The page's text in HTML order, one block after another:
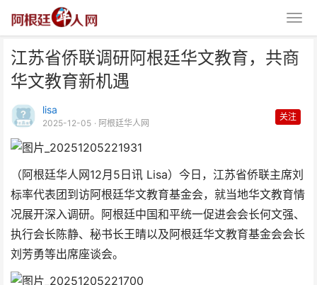
江苏省侨联调研阿根廷华文教育，共商
华文教育新机遇
lisa
2025-12-05 · 阿根廷华人网
关注
（阿根廷华人网12月5日讯 Lisa）今日，江苏省侨联主席刘
标率代表团到访阿根廷华文教育基金会，就当地华文教育情
况展开深入调研。阿根廷中国和平统一促进会会长何文强、
执行会长陈静、秘书长王晴以及阿根廷华文教育基金会会长
刘芳勇等出席座谈会。
共商华文教育新机遇